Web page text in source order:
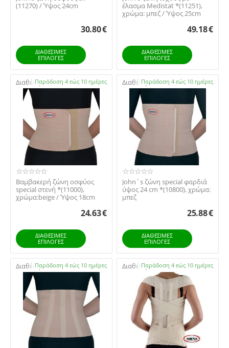
(11270) / Ύψος 24cm
30.80€
ΔΙΑΘΕΣΙΜΕΣ
ΕΠΙΛΟΓΈΣ
έλασμα Medistat *(11251),
χρώμα: μπεζ / Ύψος 25cm
49.18€
ΔΙΑΘΕΣΙΜΕΣ
ΕΠΙΛΟΓΈΣ
Διαθέσιμο:Παράδοση 4 εώς 10 ημέρες
Βαμβακερή ζώνη οσφύος
special στενή *(11000),
χρώμα:beige / Ύψος 18cm
24.63€
ΔΙΑΘΕΣΙΜΕΣ
ΕΠΙΛΟΓΈΣ
Διαθέσιμο:Παράδοση 4 εώς 10 ημέρες
John΄s ζώνη special φαρδιά
ύψος 24 cm *(10800), χρώμα:
μπεζ
25.88€
ΔΙΑΘΕΣΙΜΕΣ
ΕΠΙΛΟΓΈΣ
Διαθέσιμο:Παράδοση 4 εώς 10 ημέρες Διαθέσιμο:Παράδοση 4 εώς 10 ημέρες